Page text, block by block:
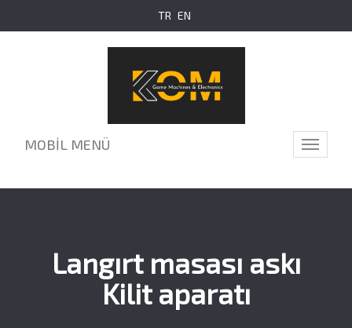
TR EN
Toggle
MOBİL MENÜ
Langırt masası askı
Kilit aparatı